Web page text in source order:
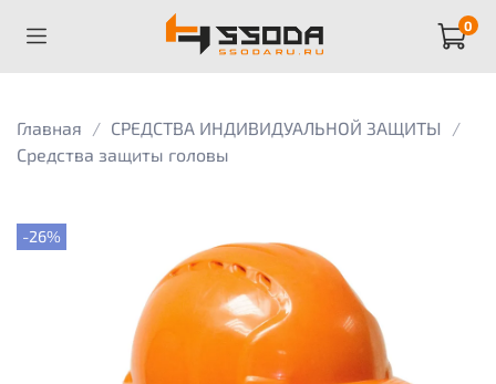
0
Главная
СРЕДСТВА ИНДИВИДУАЛЬНОЙ ЗАЩИТЫ
Средства защиты головы
-26%